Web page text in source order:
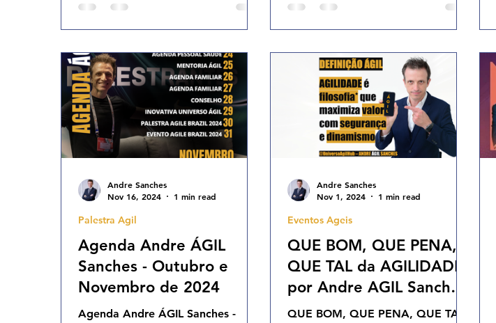
Agenda Andre ÁGIL
Sanches - Outubro e
Novembro de 2024
Agenda Andre ÁGIL Sanches -
Palestra Agil
Andre Sanches
Nov 16, 2024
1 min read
QUE BOM, QUE PENA,
QUE TAL da AGILIDADE
por Andre AGIL Sanches
no Agile Brazil 2024
QUE BOM, QUE PENA, QUE TAL
Eventos Ageis
Andre Sanches
Nov 1, 2024
1 min read